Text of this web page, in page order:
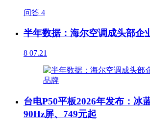
问答 4
半年数据：海尔空调成头部企
8 07.21
台电P50平板2026年发布：冰
90Hz屏、749元起